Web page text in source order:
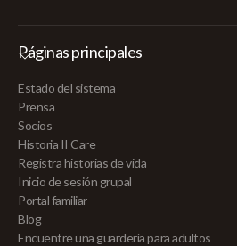
Páginas principales
Estado del sistema
Prensa
Socios
Historia II Care
Registra historias de vida
Inicio de sesión grupal
Portal familiar
Blog
Encuentre una guardería para adultos